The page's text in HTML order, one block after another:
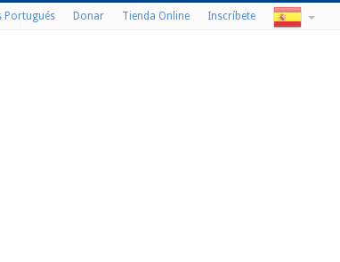
Portugués Donar Tienda Online Inscríbete